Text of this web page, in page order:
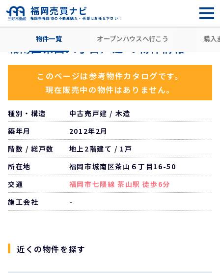
福岡県福岡市の不動産購入・売却はお任せ下さい！
福岡売買ナビ
住所から探す 福岡市城南区
物件一覧 オープンハウスへ行こう 購入
城南区茶山六丁目戸建 の物件情報
このページは参考物件カタログです。
現在販売中の物件はありません。
種別・構造
中古売戸建 / 木造
築年月
2012年2月
階数 / 総戸数
地上2階建て / 1戸
所在地
福岡市城南区茶山６丁目16-50
交通
福岡市七隈線 茶山駅 徒歩6分
施工会社
-
近くの物件を探す